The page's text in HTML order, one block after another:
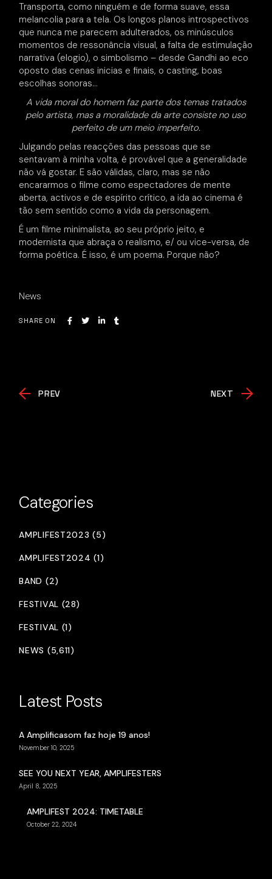
Transporta, como ninguém e de forma suave, essa
melancolia para a tela. Os longos planos introspectivos
que nunca me parecem adulterados, os minúsculos
momentos de ressonância visual, a falta de estimulação
narrativa (elogio), o simbolismo – desde Gandhi ao eco
oposto das cenas inicias e finais, o casting, boas
escolhas sonoras…
A vida moral do homem faz parte dos temas tratados
pelo artista, mas a moralidade da arte consiste no uso
perfeito de um meio imperfeito.
Julgando pelas reacções das pessoas que se
sentavam à minha volta, é provável que a generalidade
não vá gostar. E são válidas, claro, mas se não
encararmos o filme como espectadores de mente
aberta, activos e de espírito crítico, a ida ao cinema é
tão sem sentido como a vida da personagem.
É um filme minimalista, ao seu próprio jeito, e
modernista que abraça o realismo, e/ ou vice-versa, de
forma poética. É isso, é um poema. Porque não?
News
SHARE ON
PREV NEXT
Categories
AMPLIFEST2023 (5)
AMPLIFEST2024 (1)
BAND (2)
FESTIVAL (28)
FESTIVAL (1)
NEWS (5,611)
Latest Posts
A Amplificasom faz hoje 19 anos!
November 10, 2025
SEE YOU NEXT YEAR, AMPLIFESTERS
April 8, 2025
AMPLIFEST 2024: TIMETABLE
October 22, 2024